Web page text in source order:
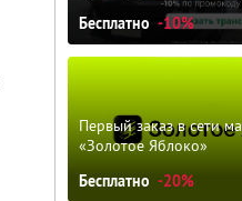
Бесплатно -10%
Первый заказ в сети
«Золотое Яблоко»
Бесплатно -20%